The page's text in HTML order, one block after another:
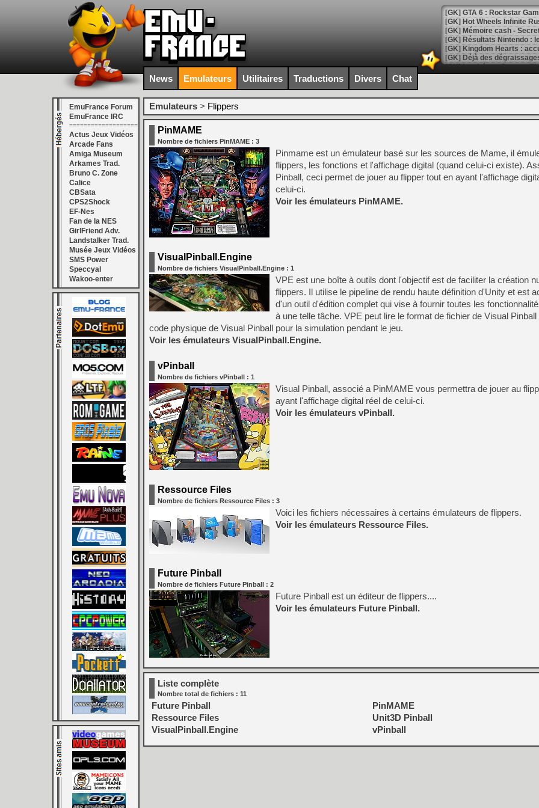
[GK] GTA 6 : Rockstar
[GK] Hot Wheels Infinite
[GK] Mémoire cash -
[GK] Résultats Nintendo :
[GK] Déjà des
[Mo5] Brickboy cherche à
[GK] Minecraft et ses «
[GK] Beast of
[GK] Ubisoft : fin de partie
[GK] Mémoire cash -
[GK] Dan Houser (GTA)
[GK] Comment EA Sports
[GK] Crimson Moon : un
[GK] Isle of Reveries : le
[GK] Moonlighter 2 : The
[GK] Capcom relance
[Mo5] Deux inédits du
[GK] Le beat'em up The
[GK] Endless Legend 2 :
[LS] [PS5] Le WebKit
[GK] Oubliez Crazy Taxi,
[LS] [Switch] NSZ 5.0.0
[GK] No More Room in
[GK] Un chatbot Atelier
[GK] Mémoire cash -
[GK] Nvidia : le prix des
[GK] Suikoden Star Leap
[Mo5] La mini borne
[GK] Pourquoi Marvel
[GK] Test : Restory : Chill
News Emulateurs Utilitaires Traductions Divers Chat
EmuFrance Forum
EmuFrance IRC
===================
Actus Jeux Vidéos
Arcade Fans
Amiga Museum
Arkames Trad.
Bruno C. Zone
Calice
CBSata
CPS2Shock
EF-Nes
Fan de la NES
GirlFriend Adv.
Landstalker Trad.
Musée Jeux Vidéos
SMS Power
Speccyal
Wakoo-enter
Emulateurs > Flippers
PinMAME
Nombre de fichiers PinMAME : 3
Pinmame est un émulateur basé sur les sources de Mame, il
flippers, les fonctions et l'affichage digital (quand celui-ci existe).
Pinball, ceci permet de jouer au flipper tout en ayant l'affichage
celui-ci.
Voir les émulateurs PinMAME.
VisualPinball.Engine
Nombre de fichiers VisualPinball.Engine : 1
VPE est une boîte à outils dont l'objectif est de faciliter la création
flippers. Il utilise le pipeline de rendu haute définition d'Unity et est
d'un outil d'édition complet qui vise à fournir toutes les
à une telle tâche. VPE peut lire le format de fichier de Visual Pinball
code physique de Visual Pinball pour la simulation pendant le jeu.
Voir les émulateurs VisualPinball.Engine.
vPinball
Nombre de fichiers vPinball : 1
Visual Pinball, associé a PinMAME vous permettra de jouer au
ayant l'affichage digital réel de celui-ci.
Voir les émulateurs vPinball.
Ressource Files
Nombre de fichiers Ressource Files : 3
Voici les fichiers nécessaires à certains émulateurs de flippers.
Voir les émulateurs Ressource Files.
Future Pinball
Nombre de fichiers Future Pinball : 2
Future Pinball est un éditeur de flippers....
Voir les émulateurs Future Pinball.
Liste complète
Nombre total de fichiers : 11
Future Pinball
PinMAME
Ressource Files
Unit3D Pinball
VisualPinball.Engine
vPinball